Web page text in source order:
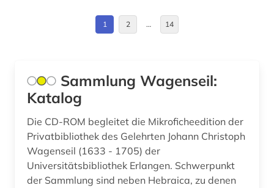
darstellende kunst (2)
designerin (1)
deutsch (2)
deutsches sprachgebiet (11)
Italien (5)
Kanada (7)
Korea (1)
Lettland (3)
1 2 … 14
Sammlung Wagenseil:
Katalog
Die CD-ROM begleitet die Mikroficheedition der
Privatbibliothek des Gelehrten Johann Christoph
Wagenseil (1633 - 1705) der
Universitätsbibliothek Erlangen. Schwerpunkt
der Sammlung sind neben Hebraica, zu denen